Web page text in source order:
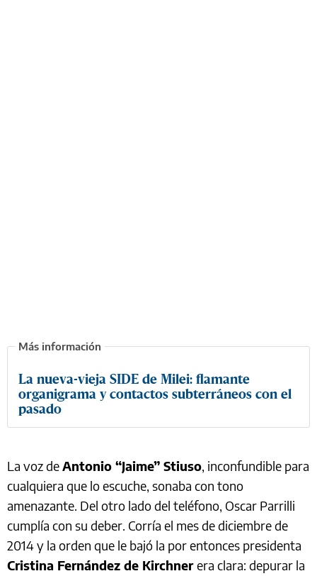
La nueva-vieja SIDE de Milei: flamante
organigrama y contactos subterráneos con el
pasado
La voz deAntonio “Jaime” Stiuso, inconfundible para
cualquiera que lo escuche, sonaba con tono
amenazante. Del otro lado del teléfono, Oscar Parrilli
cumplía con su deber. Corría el mes de diciembre de
2014 y la orden que le bajó la por entonces presidenta
Cristina Fernández de Kirchnerera clara: depurar la